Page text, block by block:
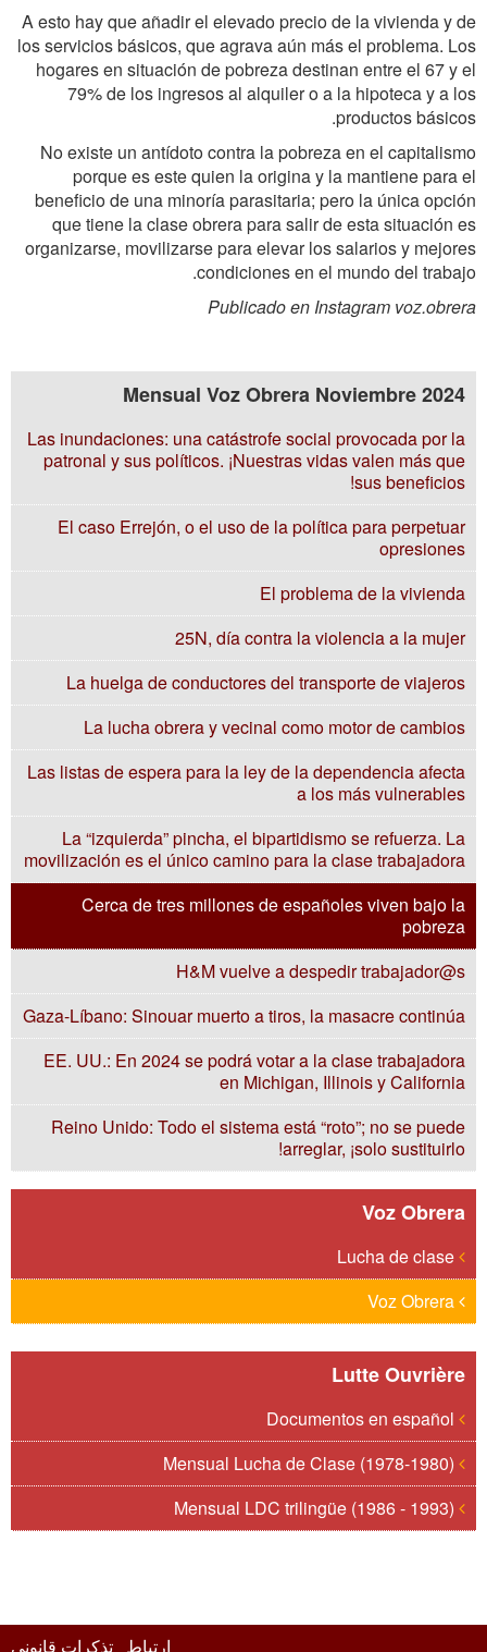
A esto hay que añadir el elevado precio de la vivienda y de
los servicios básicos, que agrava aún más el problema. Los
hogares en situación de pobreza destinan entre el 67 y el
79% de los ingresos al alquiler o a la hipoteca y a los
productos básicos.
No existe un antídoto contra la pobreza en el capitalismo
porque es este quien la origina y la mantiene para el
beneficio de una minoría parasitaria; pero la única opción
que tiene la clase obrera para salir de esta situación es
organizarse, movilizarse para elevar los salarios y mejores
condiciones en el mundo del trabajo.
Publicado en Instagram voz.obrera
Mensual Voz Obrera Noviembre 2024
Las inundaciones: una catástrofe social provocada por la
patronal y sus políticos. ¡Nuestras vidas valen más que
sus beneficios!
El caso Errejón, o el uso de la política para perpetuar
opresiones
El problema de la vivienda
25N, día contra la violencia a la mujer
La huelga de conductores del transporte de viajeros
La lucha obrera y vecinal como motor de cambios
Las listas de espera para la ley de la dependencia afecta
a los más vulnerables
La “izquierda” pincha, el bipartidismo se refuerza. La
movilización es el único camino para la clase trabajadora
Cerca de tres millones de españoles viven bajo la
pobreza
H&M vuelve a despedir trabajador@s
Gaza-Líbano: Sinouar muerto a tiros, la masacre continúa
EE. UU.: En 2024 se podrá votar a la clase trabajadora
en Michigan, Illinois y California
Reino Unido: Todo el sistema está “roto”; no se puede
arreglar, ¡solo sustituirlo!
Voz Obrera
Lutte Ouvrière
ارتباط تذکرات قانونی